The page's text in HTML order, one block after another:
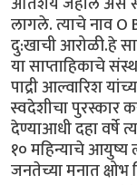
लागले. त्याचे नाव O
दु:खाची आरोळी.हे
या साप्ताहिकाचे
पाद्री आल्वारिश
स्वदेशीचा पुरस्कार
देण्याआधी दहा वर्षे
१० महिन्याचे आयुष्य
जनतेच्या मनात क्षोभ